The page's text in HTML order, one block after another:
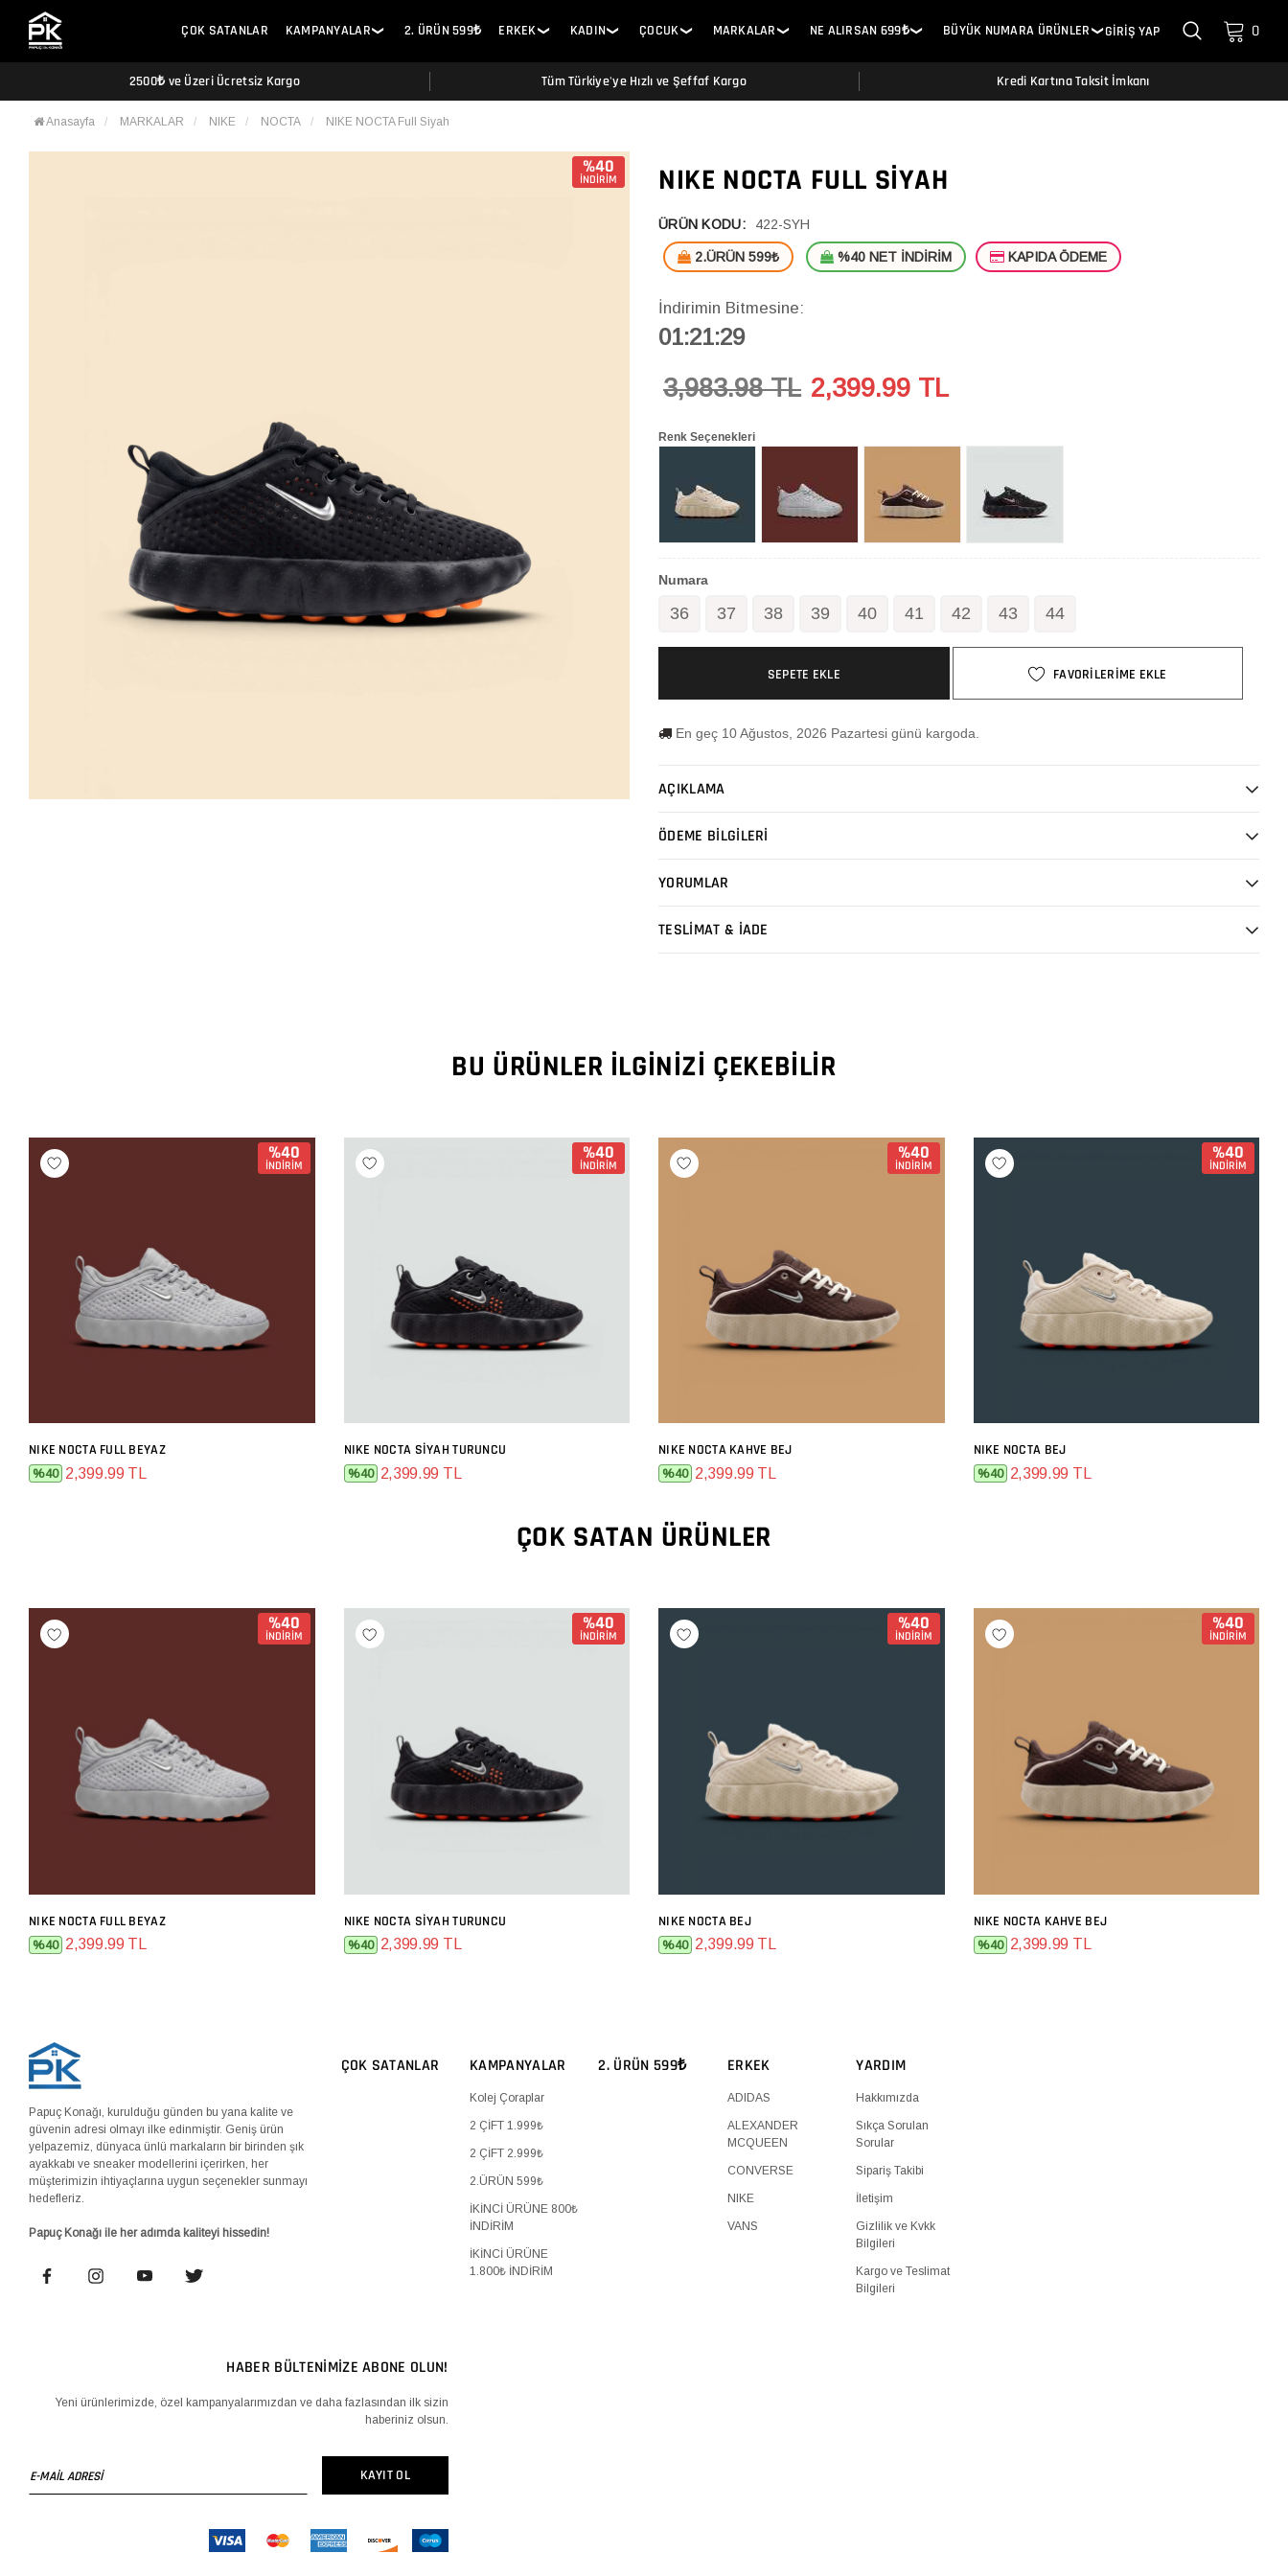
ÇOK SATANLAR KAMPANYALAR ❯ 2. ÜRÜN 599₺ ERKEK ❯ KADIN❯ ÇOCUK ❯ MARKALAR ❯ NE ALIRSAN 699₺❯ BÜYÜK NUMARA ÜRÜNLER ❯GİRİŞ YAP 0
2500₺ ve Üzeri Ücretsiz Kargo Tüm Türkiye'ye Hızlı ve Şeffaf Kargo Kredi Kartına Taksit İmkanı
Anasayfa MARKALAR NIKE NOCTA NIKE NOCTA Full Siyah
%40
İNDİRİM NIKE NOCTA FULL SIYAH
ÜRÜN KODU: 422-SYH
2.ÜRÜN 599₺ %40 NET İNDİRİM KAPIDA ÖDEME
İndirimin Bitmesine:
01:21:29
3,983.98 TL 2,399.99 TL
Renk Seçenekleri
Numara
36 37 38 39 40 41 42 43 44
SEPETE EKLE FAVORİLERİME EKLE
En geç 10 Ağustos, 2026 Pazartesi günü kargoda.
AÇIKLAMA
ÖDEME BİLGİLERİ
YORUMLAR
TESLİMAT & İADE
BU ÜRÜNLER İLGINIZI ÇEKEBILIR
%40
İNDİRİM
SEPETE EKLE
NIKE NOCTA FULL BEYAZ
%40 2,399.99 TL
%40
İNDİRİM
SEPETE EKLE
NIKE NOCTA SIYAH TURUNCU
%40 2,399.99 TL
%40
İNDİRİM
SEPETE EKLE
NIKE NOCTA KAHVE BEJ
%40 2,399.99 TL
%40
İNDİRİM
NIKE NOCTA BEJ
%40 2,399.99 TL
ÇOK SATAN ÜRÜNLER
%40
İNDİRİM
SEPETE EKLE
NIKE NOCTA FULL BEYAZ
%40 2,399.99 TL
%40
İNDİRİM
SEPETE EKLE
NIKE NOCTA SIYAH TURUNCU
%40 2,399.99 TL
%40
İNDİRİM
NIKE NOCTA BEJ
%40 2,399.99 TL
%40
İNDİRİM
SEPETE EKLE
NIKE NOCTA KAHVE BEJ
%40 2,399.99 TL
Papuç Konağı, kurulduğu günden bu yana kalite ve
güvenin adresi olmayı ilke edinmiştir. Geniş ürün
yelpazemiz, dünyaca ünlü markaların bir birinden şık
ayakkabı ve sneaker modellerini içerirken, her
müşterimizin ihtiyaçlarına uygun seçenekler sunmayı
hedefleriz.
Papuç Konağı ile her adımda kaliteyi hissedin!
ÇOK SATANLAR KAMPANYALAR
Kolej Çoraplar
2 ÇİFT 1.999₺
2 ÇİFT 2.999₺
2.ÜRÜN 599₺
İKİNCİ ÜRÜNE 800₺
İNDİRİM
İKİNCİ ÜRÜNE
1.800₺ İNDİRİM
2. ÜRÜN 599₺ ERKEK
ADIDAS
ALEXANDER
MCQUEEN
CONVERSE
NIKE
VANS
YARDIM
Hakkımızda
Sıkça Sorulan
Sorular
Sipariş Takibi
İletişim
Gizlilik ve Kvkk
Bilgileri
Kargo ve Teslimat
Bilgileri
HABER BÜLTENİMİZE ABONE OLUN!
Yeni ürünlerimizde, özel kampanyalarımızdan ve daha fazlasından ilk sizin
haberiniz olsun.
MAİL
KAYIT OL